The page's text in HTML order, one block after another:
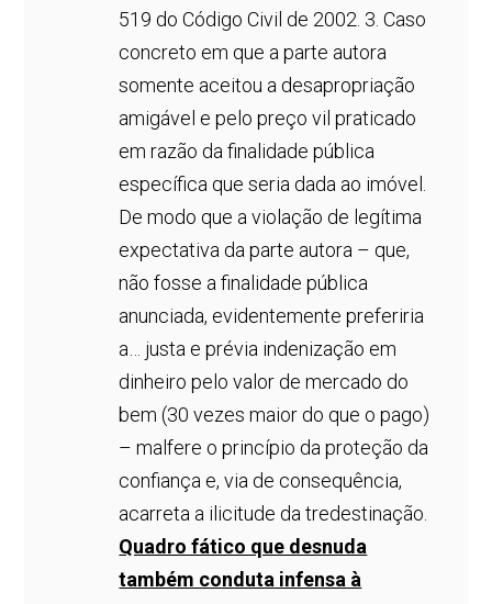
519 do Código Civil de 2002. 3. Caso
concreto em que a parte autora
somente aceitou a desapropriação
amigável e pelo preço vil praticado
em razão da finalidade pública
específica que seria dada ao imóvel.
De modo que a violação de legítima
expectativa da parte autora – que,
não fosse a finalidade pública
anunciada, evidentemente preferiria
a… justa e prévia indenização em
dinheiro pelo valor de mercado do
bem (30 vezes maior do que o pago)
– malfere o princípio da proteção da
confiança e, via de consequência,
acarreta a ilicitude da tredestinação.
Quadro fático que desnuda
também conduta infensa à